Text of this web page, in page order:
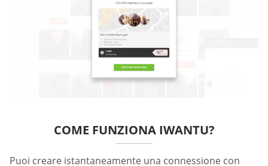
COME FUNZIONA IWANTU?
Puoi creare istantaneamente una connessione con